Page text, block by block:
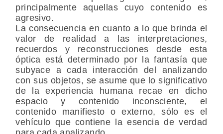
principalmente aquellas cuyo contenido es
agresivo.
La consecuencia en cuanto a lo que brinda el
valor de realidad a las interpretaciones,
recuerdos y reconstrucciones desde esta
óptica está determinado por la fantasía que
subyace a cada interacción del analizando
con sus objetos, se asume que lo significativo
de la experiencia humana recae en dicho
espacio y contenido inconsciente, el
contenido manifiesto o externo, sólo es el
vehículo que contiene la esencia de verdad